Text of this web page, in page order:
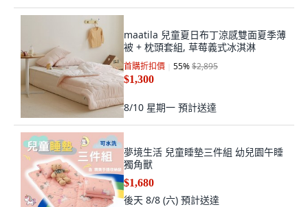
maatila 兒童夏日布丁涼感雙面夏季薄
被 + 枕頭套組, 草莓義式冰淇淋
首購折扣價 55%$2,895
$1,300
8/10 星期一 預計送達
夢境生活 兒童睡墊三件組 幼兒園午睡
獨角獸
$1,680
後天 8/8 (六) 預計送達